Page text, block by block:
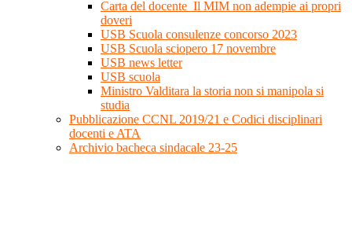
Carta del docente_Il MIM non adempie ai propri
doveri
USB Scuola consulenze concorso 2023
USB Scuola sciopero 17 novembre
USB news letter
USB scuola
Ministro Valditara la storia non si manipola si
studia
Pubblicazione CCNL 2019/21 e Codici disciplinari
docenti e ATA
Archivio bacheca sindacale 23-25